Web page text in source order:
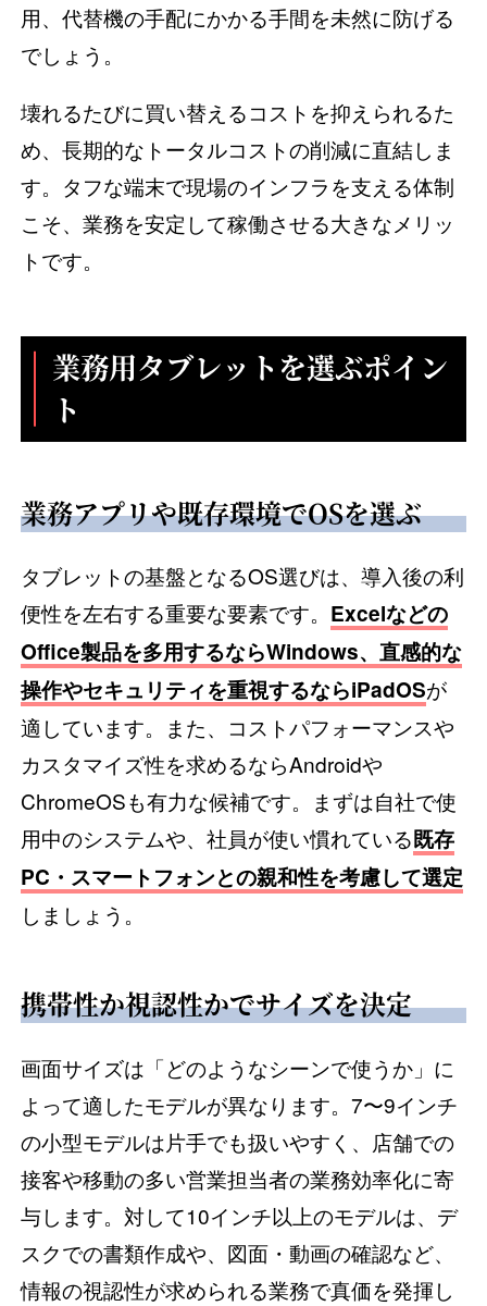
用、代替機の手配にかかる手間を未然に防げる
でしょう。
壊れるたびに買い替えるコストを抑えられるた
め、長期的なトータルコストの削減に直結しま
す。タフな端末で現場のインフラを支える体制
こそ、業務を安定して稼働させる大きなメリッ
トです。
業務用タブレットを選ぶポイン
ト
業務アプリや既存環境でOSを選ぶ
タブレットの基盤となるOS選びは、導入後の利
便性を左右する重要な要素です。 Excelなどの
Office製品を多用するならWindows、直感的な
操作やセキュリティを重視するならiPadOSが
適しています。また、コストパフォーマンスや
カスタマイズ性を求めるならAndroidや
ChromeOSも有力な候補です。まずは自社で使
用中のシステムや、社員が使い慣れている既存
PC・スマートフォンとの親和性を考慮して選定
しましょう。
携帯性か視認性かでサイズを決定
画面サイズは「どのようなシーンで使うか」に
よって適したモデルが異なります。7〜9インチ
の小型モデルは片手でも扱いやすく、店舗での
接客や移動の多い営業担当者の業務効率化に寄
与します。対して10インチ以上のモデルは、デ
スクでの書類作成や、図面・動画の確認など、
情報の視認性が求められる業務で真価を発揮し